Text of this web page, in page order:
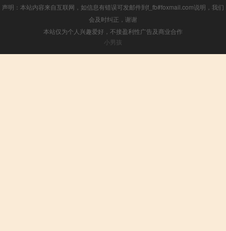
声明：本站内容来自互联网，如信息有错误可发邮件到f_fb#foxmail.com说明，我们
会及时纠正，谢谢
本站仅为个人兴趣爱好，不接盈利性广告及商业合作
小男孩